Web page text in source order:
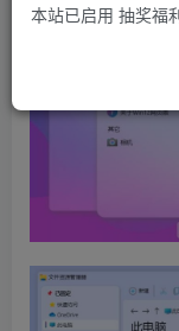
本站已启用 抽奖福